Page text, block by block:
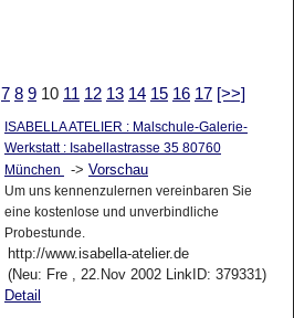
7 8 9 10 11 12 13 14 15 16 17 [>>]
ISABELLA ATELIER : Malschule-Galerie-
Werkstatt : Isabellastrasse 35 80760
München
-> Vorschau
Um uns kennenzulernen vereinbaren Sie
eine kostenlose und unverbindliche
Probestunde.
http://www.isabella-atelier.de
(Neu: Fre , 22.Nov 2002 LinkID: 379331)
Detail